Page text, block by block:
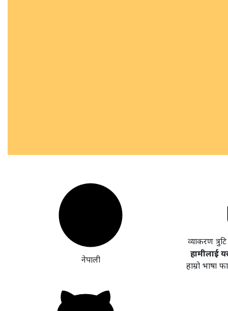
नेपाली
व्याकरण
हामीलाई
हाम्रो भाषा